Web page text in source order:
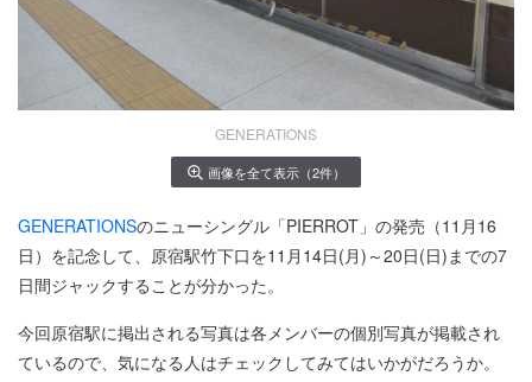
GENERATIONS
画像を全て表示（2件）
GENERATIONSのニューシングル「PIERROT」の発売（11月16
日）を記念して、原宿駅竹下口を11月14日(月)～20日(日)までの7
日間ジャックすることが分かった。
今回原宿駅に掲出される写真は各メンバーの個別写真が掲載され
ているので、気になる人はチェックしてみてはいかがだろうか。